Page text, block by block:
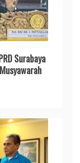
Surabaya